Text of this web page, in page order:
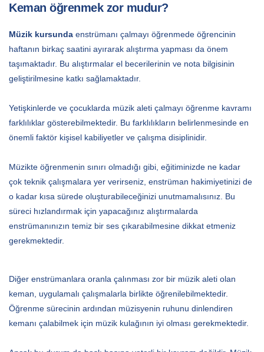
Keman öğrenmek zor mudur?
Müzik kursunda enstrümanı çalmayı öğrenmede öğrencinin
haftanın birkaç saatini ayırarak alıştırma yapması da önem
taşımaktadır. Bu alıştırmalar el becerilerinin ve nota bilgisinin
geliştirilmesine katkı sağlamaktadır.
Yetişkinlerde ve çocuklarda müzik aleti çalmayı öğrenme kavramı
farklılıklar gösterebilmektedir. Bu farklılıkların belirlenmesinde en
önemli faktör kişisel kabiliyetler ve çalışma disiplinidir.
Müzikte öğrenmenin sınırı olmadığı gibi, eğitiminizde ne kadar
çok teknik çalışmalara yer verirseniz, enstrüman hakimiyetinizi de
o kadar kısa sürede oluşturabileceğinizi unutmamalısınız. Bu
süreci hızlandırmak için yapacağınız alıştırmalarda
enstrümanınızın temiz bir ses çıkarabilmesine dikkat etmeniz
gerekmektedir.
Diğer enstrümanlara oranla çalınması zor bir müzik aleti olan
keman, uygulamalı çalışmalarla birlikte öğrenilebilmektedir.
Öğrenme sürecinin ardından müzisyenin ruhunu dinlendiren
kemanı çalabilmek için müzik kulağının iyi olması gerekmektedir.